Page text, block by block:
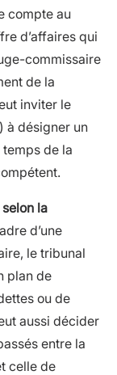
compte au
d’affaires qui
commissaire
de la
inviter le
à désigner un
de la
la
d’une
le tribunal
plan de
ou de
aussi décider
entre la
celle de